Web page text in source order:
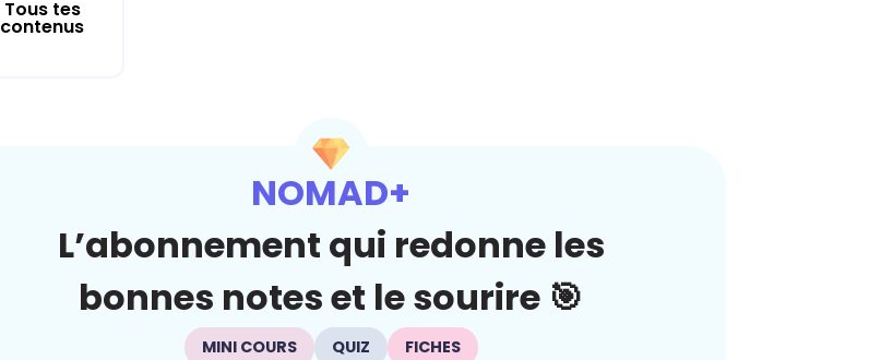
Tous tes
contenus
NOMAD+
L’abonnement qui redonne les
bonnes notes et le sourire 🎯
MINI COURS QUIZ FICHES